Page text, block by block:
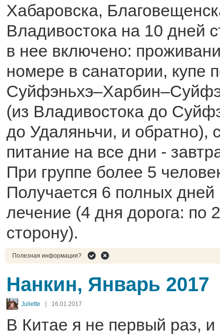
Хабаровска,
Владивостока на 10 дней
в нее включено:
номере в санатории, купе
(из Владивостока до
до Удаляньчи, и обратно),
питание на все дни -
При группе более 5
Получается 6 полных дней
лечение (4 дня дорога: по
сторону).
Полезная информация?
Нанкин, Январь 2017
Juliette 16.01.2017
В Китае я не первый раз,